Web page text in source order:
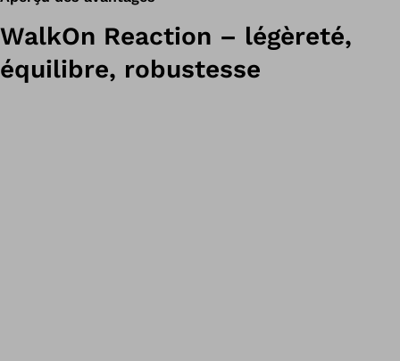
WalkOn Reaction – légèreté,
équilibre, robustesse